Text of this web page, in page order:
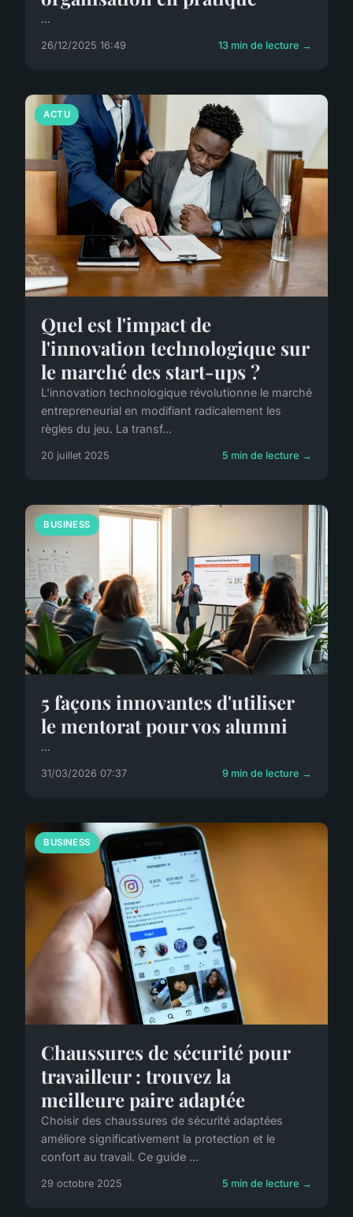
...
26/12/2025 16:49 13 min de lecture →
ACTU
Quel est l'impact de
l'innovation technologique sur
le marché des start-ups ?
L'innovation technologique révolutionne le marché
entrepreneurial en modifiant radicalement les
règles du jeu. La transf...
20 juillet 2025 5 min de lecture →
BUSINESS
5 façons innovantes d'utiliser
le mentorat pour vos alumni
...
31/03/2026 07:37 9 min de lecture →
BUSINESS
Chaussures de sécurité pour
travailleur : trouvez la
meilleure paire adaptée
Choisir des chaussures de sécurité adaptées
améliore significativement la protection et le
confort au travail. Ce guide ...
29 octobre 2025 5 min de lecture →